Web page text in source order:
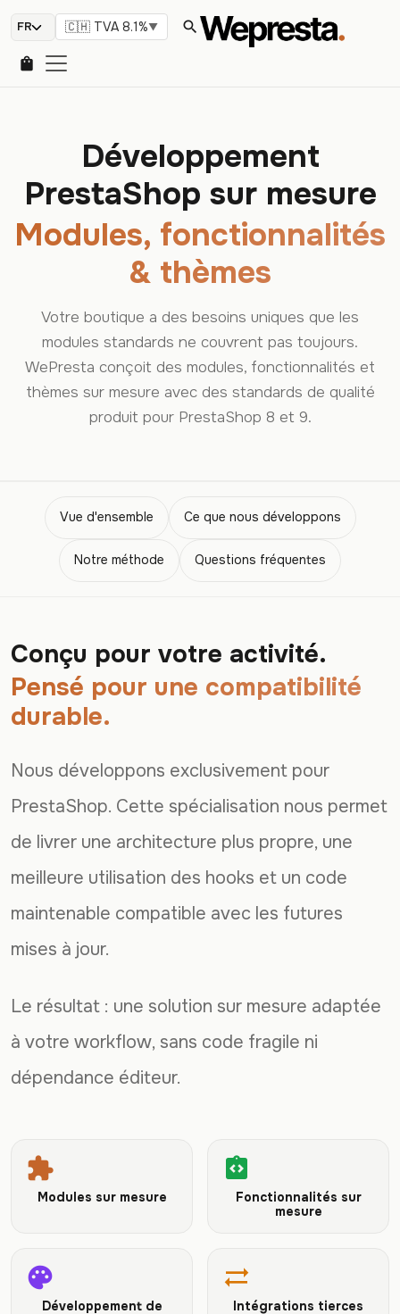
🇨🇭 TVA 8.1%▼ search
shopping_bag
Développement
PrestaShop sur mesure
Modules, fonctionnalités
& thèmes
Votre boutique a des besoins uniques que les
modules standards ne couvrent pas toujours.
WePresta conçoit des modules, fonctionnalités et
thèmes sur mesure avec des standards de qualité
produit pour PrestaShop 8 et 9.
Vue d'ensemble Ce que nous développons
Notre méthode Questions fréquentes
Conçu pour votre activité.
Pensé pour une compatibilité
durable.
Nous développons exclusivement pour
PrestaShop. Cette spécialisation nous permet
de livrer une architecture plus propre, une
meilleure utilisation des hooks et un code
maintenable compatible avec les futures
mises à jour.
Le résultat : une solution sur mesure adaptée
à votre workflow, sans code fragile ni
dépendance éditeur.
extension
Modules sur mesure
integration_instructions
Fonctionnalités sur
mesure
palette
Développement de
sync_alt
Intégrations tierces